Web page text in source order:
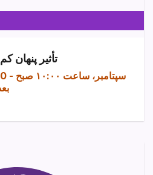
تأثیر پنهان
۱۰ سپتامبر، ساعت ۱۰:۰۰ صبح -